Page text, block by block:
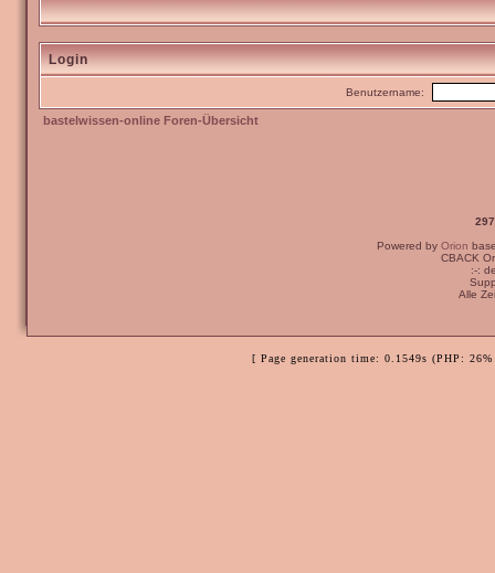
Login
Benutzername:
bastelwissen-online Foren-Übersicht
Powered by Orion
CBACK
:-:
Alle
[ Page generation time: 0.1549s (PHP: